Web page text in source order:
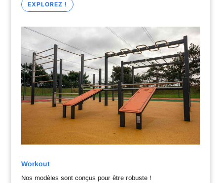
EXPLOREZ !
Workout
Nos modèles sont conçus pour être robuste !